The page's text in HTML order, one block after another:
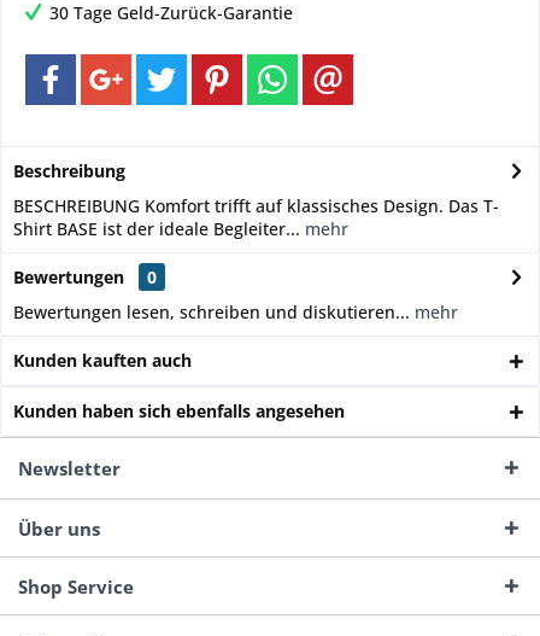
30 Tage Geld-Zurück-Garantie
Beschreibung
BESCHREIBUNG Komfort trifft auf klassisches Design. Das T-
Shirt BASE ist der ideale Begleiter... mehr
Bewertungen
0
Bewertungen lesen, schreiben und diskutieren... mehr
Kunden kauften auch
Kunden haben sich ebenfalls angesehen
Newsletter
Über uns
Shop Service